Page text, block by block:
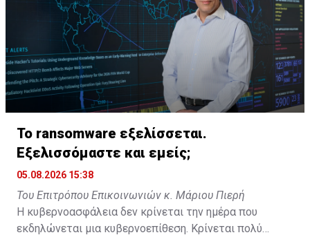
Το ransomware εξελίσσεται.
Εξελισσόμαστε και εμείς;
05.08.2026 15:38
Του Επιτρόπου Επικοινωνιών κ. Μάριου Πιερή
Η κυβερνοασφάλεια δεν κρίνεται την ημέρα που
εκδηλώνεται μια κυβερνοεπίθεση. Κρίνεται πολύ